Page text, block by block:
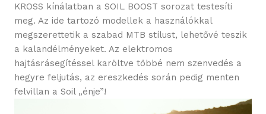
KROSS kínálatban a SOIL BOOST sorozat testesíti
meg. Az ide tartozó modellek a használókkal
megszerettetik a szabad MTB stílust, lehetővé teszik
a kalandélményeket. Az elektromos
hajtásrásegítéssel karöltve többé nem szenvedés a
hegyre feljutás, az ereszkedés során pedig menten
felvillan a Soil „énje”!